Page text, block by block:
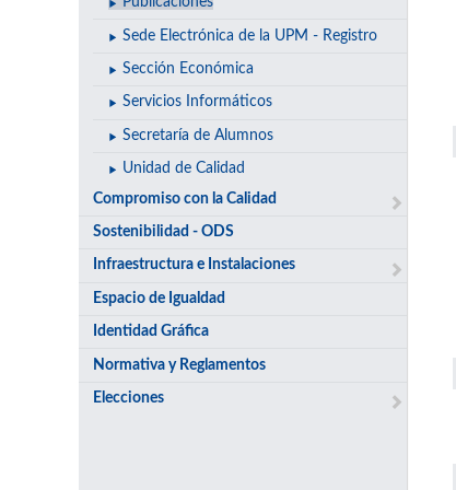
Sede Electrónica de la UPM - Registro
Sección Económica
Servicios Informáticos
Secretaría de Alumnos
Unidad de Calidad
Compromiso con la Calidad
Sostenibilidad - ODS
Infraestructura e Instalaciones
Espacio de Igualdad
Identidad Gráfica
Normativa y Reglamentos
Elecciones